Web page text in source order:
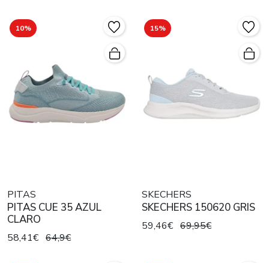
10%
PITAS
PITAS CUE 35 AZUL
CLARO
58,41€ 64,9€
15%
SKECHERS
SKECHERS 150620 GRIS
59,46€ 69,95€